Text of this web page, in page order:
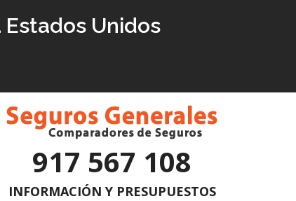
Unidos
917 567 108
INFORMACIÓN Y PRESUPUESTOS